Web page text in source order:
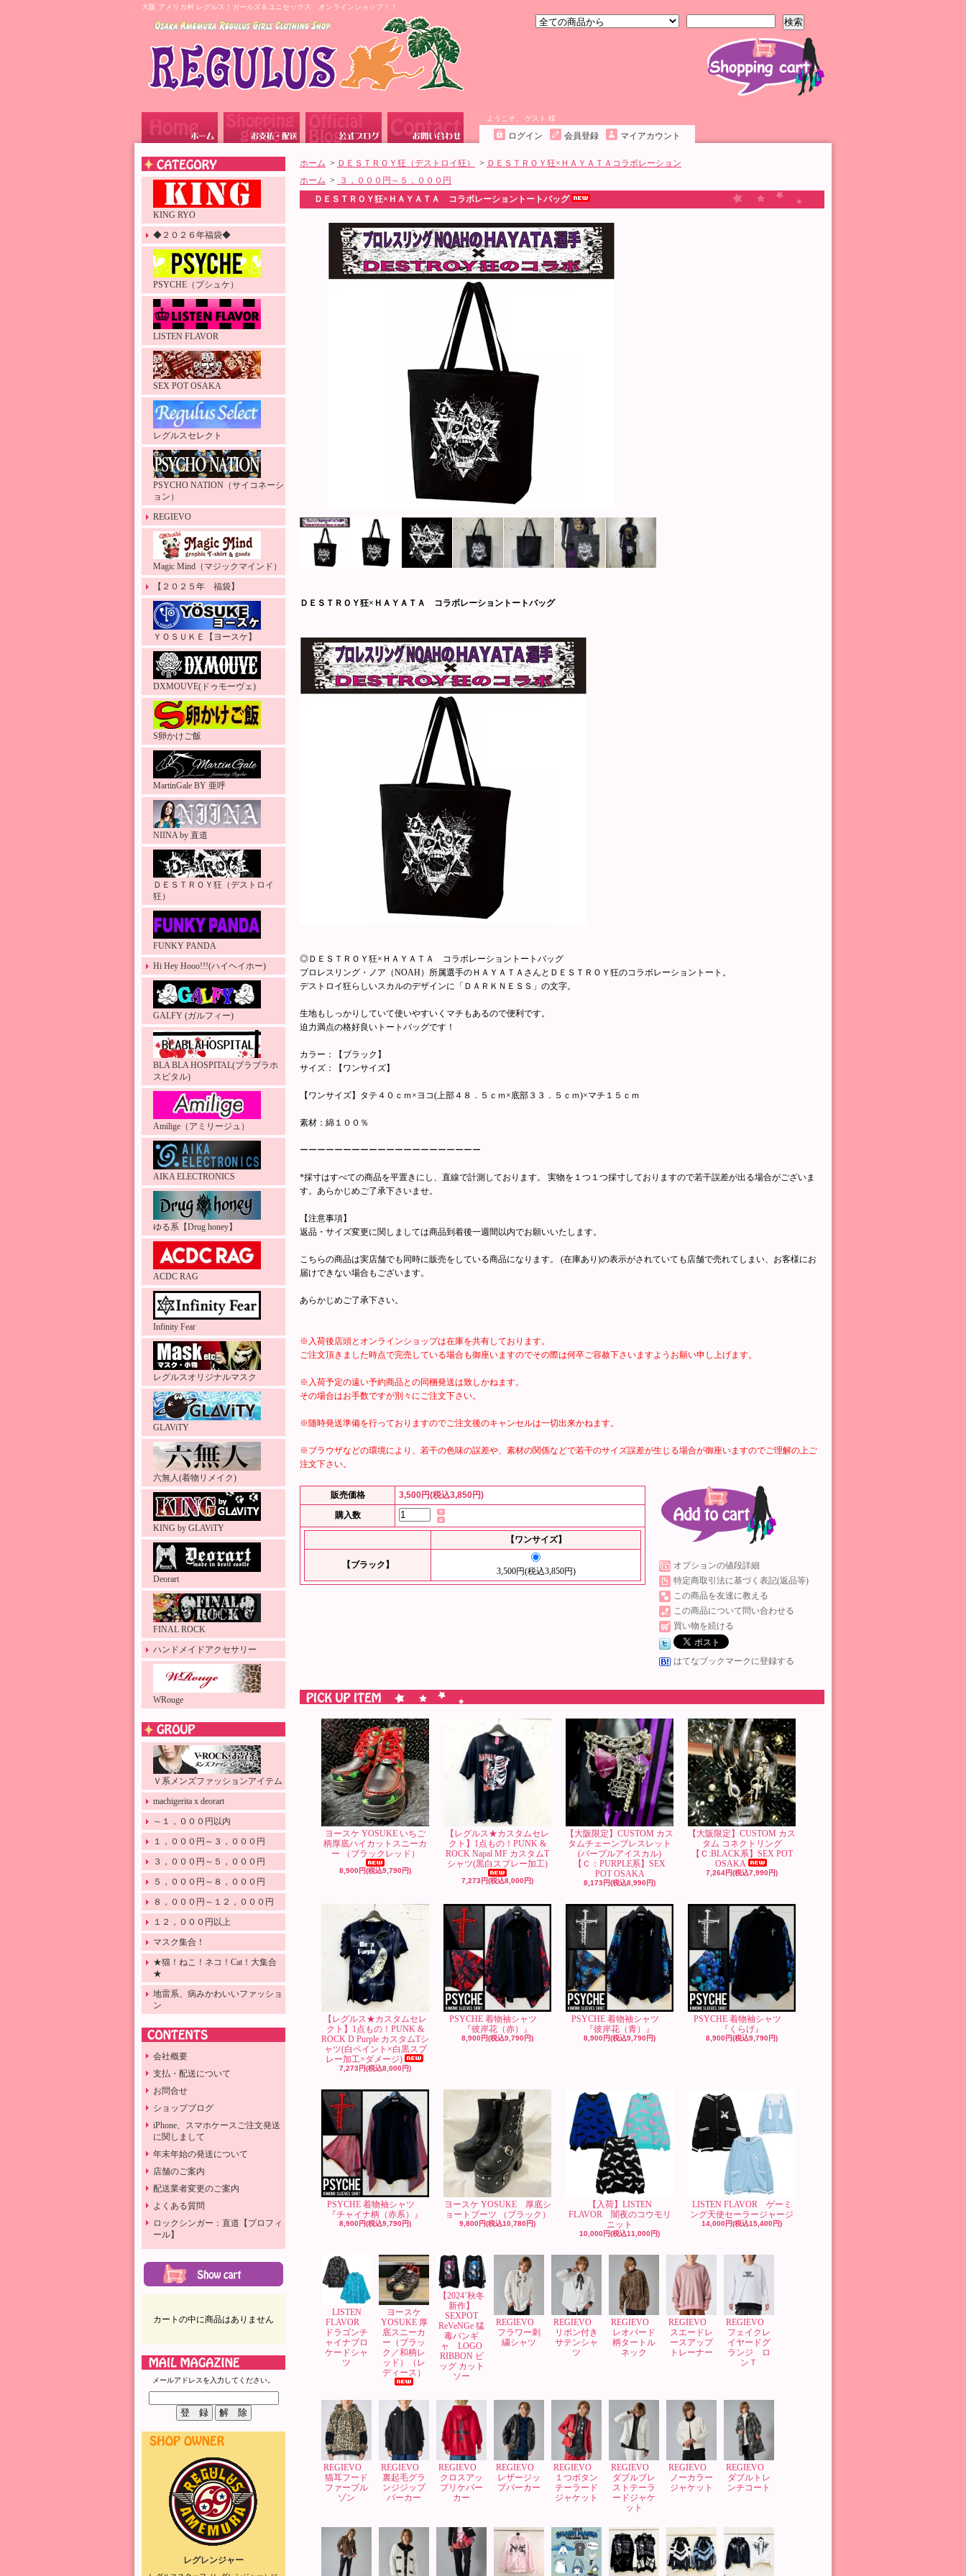
大阪 アメリカ村 レグルス！ガールズ＆ユニセックス オンラインショップ！！
検索
ようこそ、 ゲスト 様
ログイン 会員登録 マイアカウント
KING RYO
◆２０２６年福袋◆
PSYCHE（プシュケ）
LISTEN FLAVOR
SEX POT OSAKA
レグルスセレクト
PSYCHO NATION（サイコネーシ
ョン）
REGIEVO
Magic Mind（マジックマインド）
【２０２５年 福袋】
ＹＯＳＵＫＥ【ヨースケ】
DXMOUVE(ドゥモーヴェ)
S卵かけご飯
MartinGale BY 亜呼
NIINA by 直道
ＤＥＳＴＲＯＹ狂（デストロイ
狂）
FUNKY PANDA
Hi Hey Hooo!!!(ハイヘイホー)
GALFY (ガルフィー)
BLA BLA HOSPITAL(ブラブラホ
スピタル)
Amilige（アミリージュ）
AIKA ELECTRONICS
ゆる系【Drug honey】
ACDC RAG
Infinity Fear
レグルスオリジナルマスク
GLAViTY
六無人(着物リメイク)
KING by GLAViTY
Deorart
FINAL ROCK
ハンドメイドアクセサリー
WRouge
Ｖ系メンズファッションアイテム
machigerita x deorart
～１，０００円以内
１，０００円～３，０００円
３，０００円～５，０００円
５，０００円～８，０００円
８，０００円～１２，０００円
１２，０００円以上
マスク集合！
★猫！ねこ！ネコ！Cat！大集合
★
地雷系、病みかわいいファッショ
ン
会社概要
支払・配送について
お問合せ
ショップブログ
iPhone、スマホケースご注文発送
に関しまして
年末年始の発送について
店舗のご案内
配送業者変更のご案内
よくある質問
ロックシンガー：直道【プロフィ
ール】
カートの中に商品はありません
メールアドレスを入力してください。
レグレンジャー
ホーム > ＤＥＳＴＲＯＹ狂（デストロイ狂） > ＤＥＳＴＲＯＹ狂×ＨＡＹＡＴＡコラボレーション
ホーム >
３，０００円～５，０００円
ＤＥＳＴＲＯＹ狂×ＨＡＹＡＴＡ コラボレーショントートバッグ
ＤＥＳＴＲＯＹ狂×ＨＡＹＡＴＡ コラボレーショントートバッグ
◎ＤＥＳＴＲＯＹ狂×ＨＡＹＡＴＡ コラボレーショントートバッグ
プロレスリング・ノア（NOAH）所属選手のＨＡＹＡＴＡさんとＤＥＳＴＲＯＹ狂のコラボレーショントート。
デストロイ狂らしいスカルのデザインに「ＤＡＲＫＮＥＳＳ」の文字。
生地もしっかりしていて使いやすいくマチもあるので便利です。
迫力満点の格好良いトートバッグです！
カラー：【ブラック】
サイズ：【ワンサイズ】
【ワンサイズ】タテ４０ｃｍ×ヨコ(上部４８．５ｃｍ×底部３３．５ｃｍ)×マチ１５ｃｍ
素材：綿１００％
ーーーーーーーーーーーーーーーーーーーーー
*採寸はすべての商品を平置きにし、直線で計測しております。 実物を１つ１つ採寸しておりますので若干誤差が出る場合がございま
す。あらかじめご了承下さいませ。
【注意事項】
返品・サイズ変更に関しましては商品到着後一週間以内でお願いいたします。
こちらの商品は実店舗でも同時に販売をしている商品になります。 (在庫あり)の表示がされていても店舗で売れてしまい、お客様にお
届けできない場合もございます。
あらかじめご了承下さい。
※入荷後店頭とオンラインショップは在庫を共有しております。
ご注文頂きました時点で完売している場合も御座いますのでその際は何卒ご容赦下さいますようお願い申し上げます。
※入荷予定の遠い予約商品との同梱発送は致しかねます。
その場合はお手数ですが別々にご注文下さい。
※随時発送準備を行っておりますのでご注文後のキャンセルは一切出来かねます。
※ブラウザなどの環境により、若干の色味の誤差や、素材の関係などで若干のサイズ誤差が生じる場合が御座いますのでご理解の上ご
注文下さい。
販売価格
3,500円(税込3,850円)
購入数
【ワンサイズ】
【ブラック】
3,500円(税込3,850円)
オプションの値段詳細
特定商取引法に基づく表記(返品等)
この商品を友達に教える
この商品について問い合わせる
買い物を続ける
はてなブックマークに登録する
ヨースケ YOSUKE いちご
柄厚底ハイカットスニーカ
ー （ブラックレッド）
8,900円(税込9,790円)
【レグルス★カスタムセレ
クト】1点もの！PUNK &
ROCK Napal MF カスタムT
シャツ(黒白スプレー加工)
7,273円(税込8,000円)
【大阪限定】CUSTOM カス
タムチェーンブレスレット
(パープルアイスカル)
【Ｃ：PURPLE系】SEX
POT OSAKA
8,173円(税込8,990円)
【大阪限定】CUSTOM カス
タム コネクトリング
【Ｃ:BLACK系】SEX POT
OSAKA
7,264円(税込7,990円)
【レグルス★カスタムセレ
クト】1点もの！PUNK &
ROCK D Purple カスタムTシ
ャツ(白ペイント×白黒スプ
レー加工×ダメージ)
7,273円(税込8,000円)
PSYCHE 着物袖シャツ
『彼岸花（赤）』
8,900円(税込9,790円)
PSYCHE 着物袖シャツ
『彼岸花（青）』
8,900円(税込9,790円)
PSYCHE 着物袖シャツ
『くらげ』
8,900円(税込9,790円)
PSYCHE 着物袖シャツ
『チャイナ柄（赤系）』
8,900円(税込9,790円)
ヨースケ YOSUKE 厚底シ
ョートブーツ （ブラック）
9,800円(税込10,780円)
【入荷】LISTEN
FLAVOR 闇夜のコウモリ
ニット
10,000円(税込11,000円)
LISTEN FLAVOR ゲーミ
ング天使セーラージャージ
14,000円(税込15,400円)
LISTEN
FLAVOR
ドラゴンチ
ャイナブロ
ケードシャ
ツ
ヨースケ
YOSUKE 厚
底スニーカ
ー（ブラッ
ク／和柄レ
ッド）（レ
ディース）
【2024’秋冬
新作】
SEXPOT
ReVeNGe 猛
毒バンギ
ャ LOGO
RIBBON ビ
ッグ カット
ソー
REGIEVO
フラワー刺
繍シャツ
REGIEVO
リボン付き
サテンシャ
ツ
REGIEVO
レオパード
柄タートル
ネック
REGIEVO
スエードレ
ースアップ
トレーナー
REGIEVO
フェイクレ
イヤードグ
ランジ ロ
ンＴ
REGIEVO
猫耳フード
ファーブル
ゾン
REGIEVO
裏起毛グラ
ンジジップ
パーカー
REGIEVO
クロスアッ
プリケパー
カー
REGIEVO
レザージッ
プパーカー
REGIEVO
１つボタン
テーラード
ジャケット
REGIEVO
ダブルブレ
ストテーラ
ードジャケ
ット
REGIEVO
ノーカラー
ジャケット
REGIEVO
ダブルトレ
ンチコート